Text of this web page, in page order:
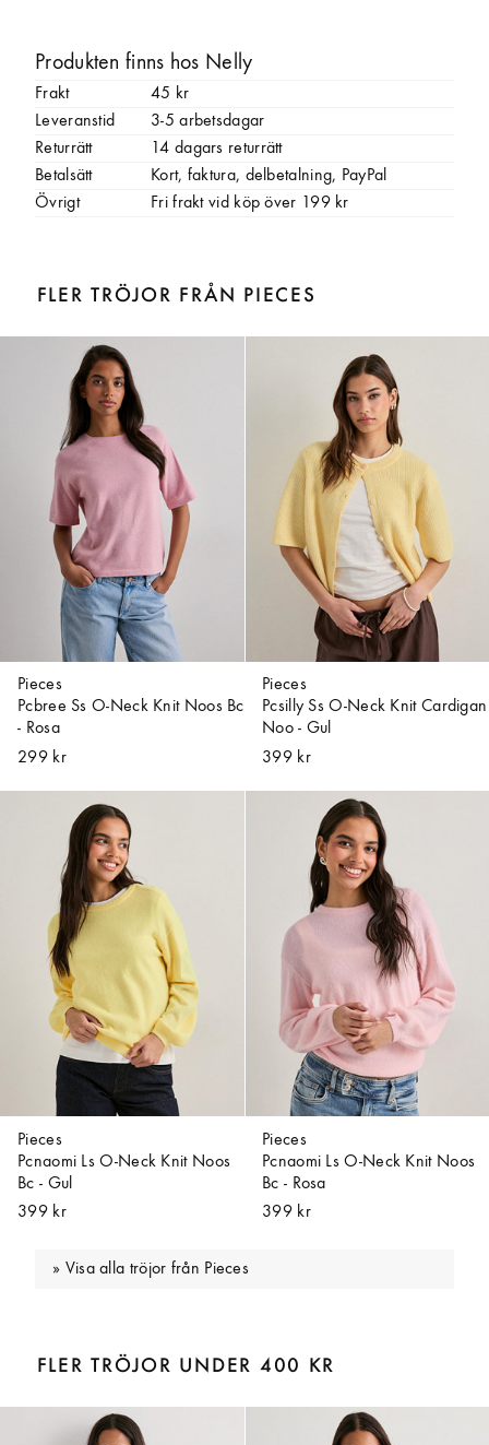
Produkten finns hos Nelly
Frakt
45 kr
Leveranstid
3-5 arbetsdagar
Returrätt
14 dagars returrätt
Betalsätt
Kort, faktura, delbetalning, PayPal
Övrigt
Fri frakt vid köp över 199 kr
FLER TRÖJOR FRÅN PIECES
Pieces
Pcbree Ss O-Neck Knit Noos Bc
- Rosa
299 kr
Pieces
Pcsilly Ss O-Neck Knit Cardigan
Noo - Gul
399 kr
Pieces
Pcnaomi Ls O-Neck Knit Noos
Bc - Gul
399 kr
Pieces
Pcnaomi Ls O-Neck Knit Noos
Bc - Rosa
399 kr
Visa alla tröjor från Pieces
FLER TRÖJOR UNDER 400 KR